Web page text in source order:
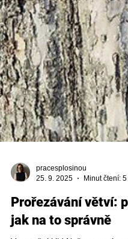
pracesplosinou
25. 9. 2025
Minut čtení: 5
Prořezávání větví: